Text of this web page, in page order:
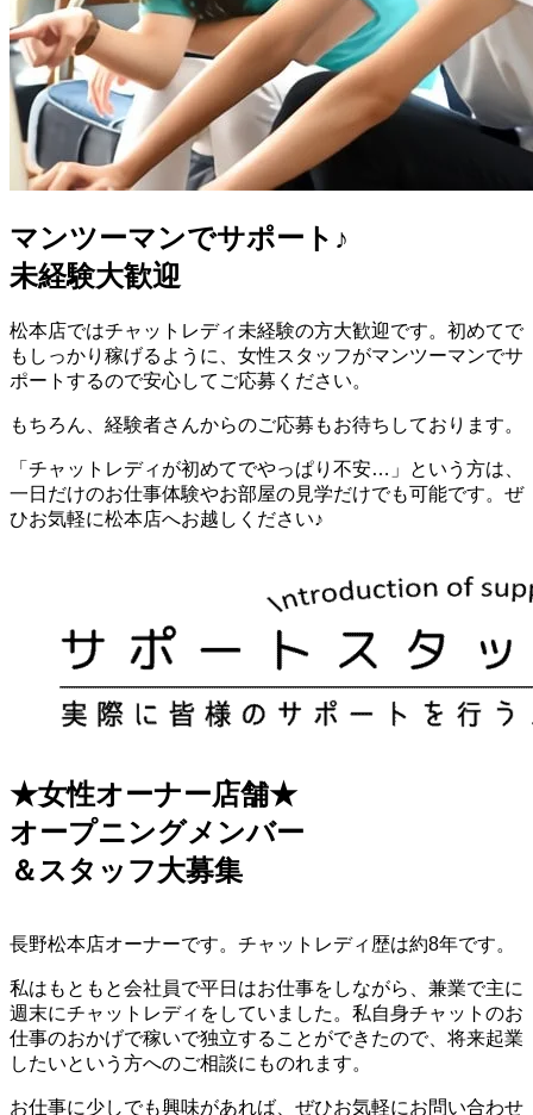
マンツーマンでサポート♪
未経験大歓迎
松本店ではチャットレディ未経験の方大歓迎です。初めてで
もしっかり稼げるように、女性スタッフがマンツーマンでサ
ポートするので安心してご応募ください。
もちろん、経験者さんからのご応募もお待ちしております。
「チャットレディが初めてでやっぱり不安…」という方は、
一日だけのお仕事体験やお部屋の見学だけでも可能です。ぜ
ひお気軽に松本店へお越しください♪
★女性オーナー店舗★
オープニングメンバー
＆スタッフ大募集
長野松本店オーナーです。チャットレディ歴は約8年です。
私はもともと会社員で平日はお仕事をしながら、兼業で主に
週末にチャットレディをしていました。私自身チャットのお
仕事のおかげで稼いで独立することができたので、将来起業
したいという方へのご相談にものれます。
お仕事に少しでも興味があれば、ぜひお気軽にお問い合わせ